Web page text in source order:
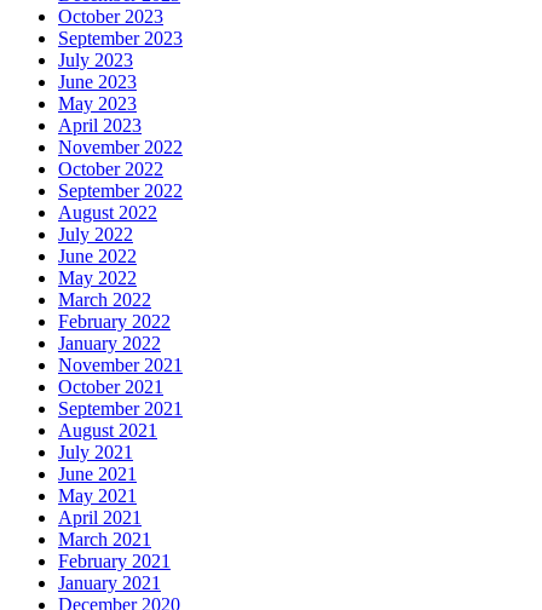
October 2023
September 2023
July 2023
June 2023
May 2023
April 2023
November 2022
October 2022
September 2022
August 2022
July 2022
June 2022
May 2022
March 2022
February 2022
January 2022
November 2021
October 2021
September 2021
August 2021
July 2021
June 2021
May 2021
April 2021
March 2021
February 2021
January 2021
December 2020